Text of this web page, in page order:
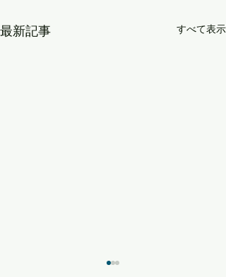
最新記事 すべて表示